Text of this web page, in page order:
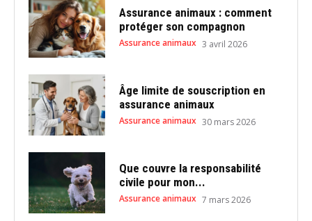
Assurance animaux : comment
protéger son compagnon
Assurance animaux 3 avril 2026
Âge limite de souscription en
assurance animaux
Assurance animaux 30 mars 2026
Que couvre la responsabilité
civile pour mon...
Assurance animaux 7 mars 2026